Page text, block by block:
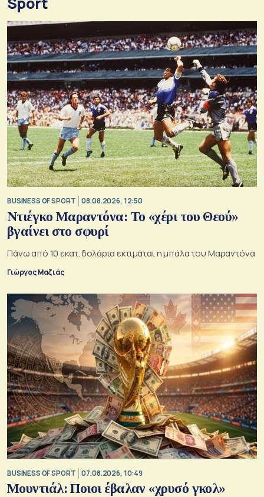
BUSINESS OF SPORT 08.08.2026, 12:50
Ντιέγκο Μαραντόνα: Το «χέρι του Θεού»
βγαίνει στο σφυρί
Πάνω από 10 εκατ. δολάρια εκτιμάται η μπάλα του Μαραντόνα
Γιώργος Μαζιάς
BUSINESS OF SPORT 07.08.2026, 10:49
Μουντιάλ: Ποιοι έβαλαν «χρυσό γκολ»